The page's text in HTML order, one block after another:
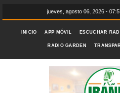
jueves, agosto 06, 2026 -
INICIO APP MÓVIL ESCUCHAR
RADIO GARDEN